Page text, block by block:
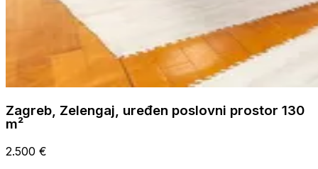
Zagreb, Zelengaj, uređen poslovni prostor 130
m²
2.500 €